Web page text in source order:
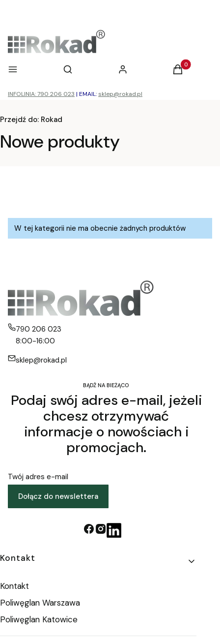
Menu Otwórz wyszukiwarkę
Szukaj Zaloguj się Produkty w
Koszyk
INFOLINIA: 790 206 023 | EMAIL: sklep@rokad.pl
Przejdź do: Rokad
Nowe produkty
Lista produktów
W tej kategorii nie ma obecnie żadnych produktów
790 206 023
8:00-16:00
sklep@rokad.pl
BĄDŹ NA BIEŻĄCO
Podaj swój adres e-mail, jeżeli
chcesz otrzymywać
informacje o nowościach i
promocjach.
Twój adres e-mail
Dołącz do newslettera
Linki w stopce
Kontakt
Kontakt
Poliwęglan Warszawa
Poliwęglan Katowice